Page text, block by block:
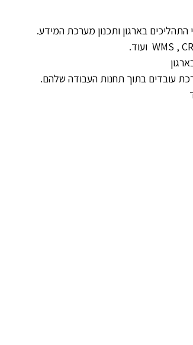
בארגון ותכנון מערכת המידע.
עובדים בתוך תחנות העבודה שלהם.